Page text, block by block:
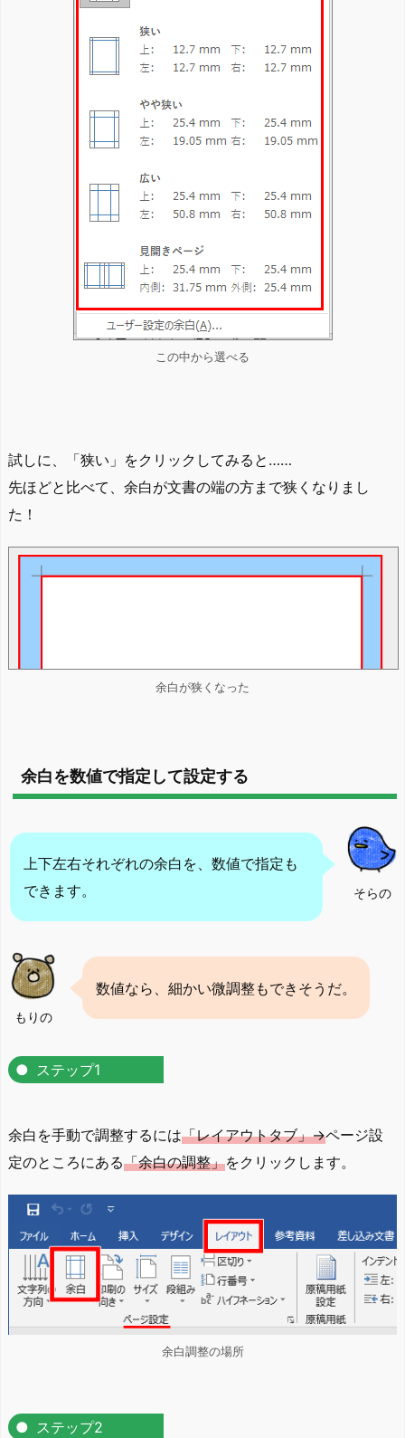
この中から選べる
試しに、「狭い」をクリックしてみると……
先ほどと比べて、余白が文書の端の方まで狭くなりまし
た！
余白が狭くなった
余白を数値で指定して設定する
そらの
上下左右それぞれの余白を、数値で指定も
できます。
もりの
数値なら、細かい微調整もできそうだ。
ステップ1
余白を手動で調整するには「レイアウトタブ」→ページ設
定のところにある「余白の調整」をクリックします。
余白調整の場所
ステップ2